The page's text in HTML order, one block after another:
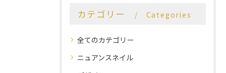
カテゴリー Categories
全てのカテゴリー
ニュアンスネイル